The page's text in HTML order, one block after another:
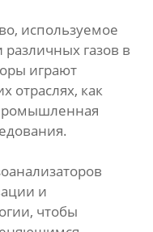
используемое
газов в
играют
отраслях, как
и
чтобы